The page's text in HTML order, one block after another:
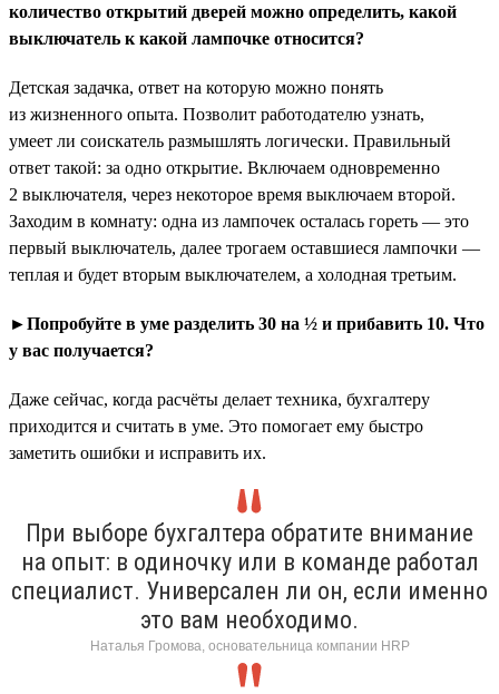
количество открытий дверей можно определить, какой
выключатель к какой лампочке относится?
Детская задачка, ответ на которую можно понять
из жизненного опыта. Позволит работодателю узнать,
умеет ли соискатель размышлять логически. Правильный
ответ такой: за одно открытие. Включаем одновременно
2 выключателя, через некоторое время выключаем второй.
Заходим в комнату: одна из лампочек осталась гореть — это
первый выключатель, далее трогаем оставшиеся лампочки —
теплая и будет вторым выключателем, а холодная третьим.
►Попробуйте в уме разделить 30 на ½ и прибавить 10. Что
у вас получается?
Даже сейчас, когда расчёты делает техника, бухгалтеру
приходится и считать в уме. Это помогает ему быстро
заметить ошибки и исправить их.
При выборе бухгалтера обратите внимание
на опыт: в одиночку или в команде работал
специалист. Универсален ли он, если именно
это вам необходимо.
Наталья Громова, основательница компании HRP